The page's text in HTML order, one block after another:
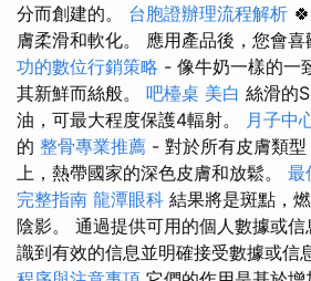
分而創建的。 台胞證辦理流程解析
膚柔滑和軟化。 應用產品後，您會
功的數位行銷策略 - 像牛奶一樣的一
其新鮮而絲般。 吧檯桌 美白 絲滑的
油，可最大程度保護4輻射。
月子中
的 整骨專業推薦 - 對於所有皮膚類
上，熱帶國家的深色皮膚和放鬆。 最
完整指南 龍潭眼科 結果將是斑點，
陰影。 通過提供可用的個人數據或
識到有效的信息並明確接受數據或信